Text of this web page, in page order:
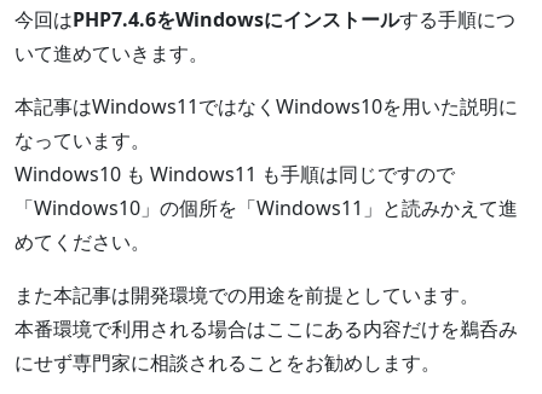
今回はPHP7.4.6をWindowsにインストールする手順につ
いて進めていきます。
本記事はWindows11ではなくWindows10を用いた説明に
なっています。
Windows10 も Windows11 も手順は同じですので
「Windows10」の個所を「Windows11」と読みかえて進
めてください。
また本記事は開発環境での用途を前提としています。
本番環境で利用される場合はここにある内容だけを鵜呑み
にせず専門家に相談されることをお勧めします。